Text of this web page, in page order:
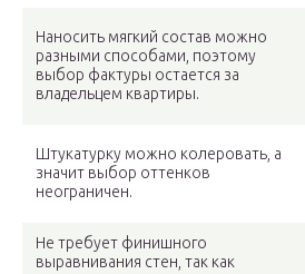
Наносить мягкий состав можно
разными способами, поэтому
выбор фактуры остается за
владельцем квартиры.
Штукатурку можно колеровать, а
значит выбор оттенков
неограничен.
Не требует финишного
выравнивания стен, так как